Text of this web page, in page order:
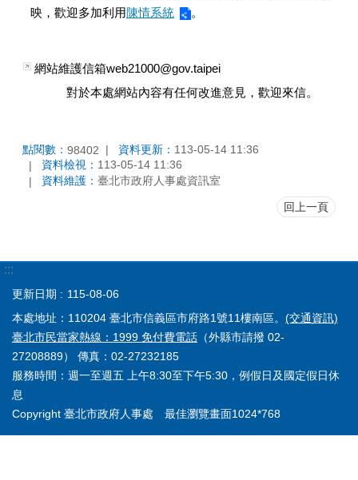
映，歡迎多加利用陳情系統 。
網站維護信箱web21000@gov.taipei
對於本處網站內容有任何改進意見，歡迎來信。
點閱數： 98402 資料更新： 113-05-14 11:36
資料檢視： 113-05-14 11:36
資料維護： 臺北市政府人事處資訊室
回上一頁
:::
更新日期
115-08-06
本處地址：110204 臺北市信義區市府路1號11樓南區。 (交通資訊)
臺北市民當家熱線：1999 免付費電話 （外縣市請撥 02-
27208889） 傳真：02-27232185
服務時間：週一至週五 上午8:30至下午5:30，例假日及國定假日休
息
Copyright 臺北市政府人事處 最佳瀏覽畫面1024*768